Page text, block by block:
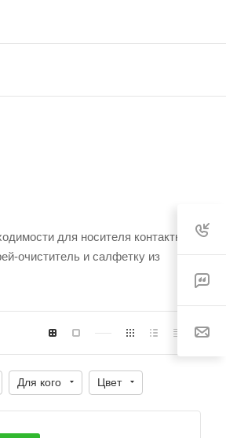
для носителя контактных
очиститель и салфетку из
Для кого Цвет